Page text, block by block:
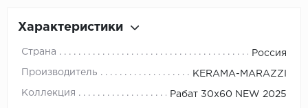
Характеристики
Страна Россия
Производитель KЕRАМА-МАRАZZI
Коллекция Рабат 30х60 NEW 2025